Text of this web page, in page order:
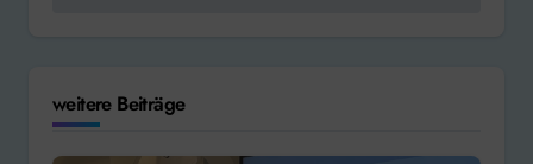
weitere Beiträge